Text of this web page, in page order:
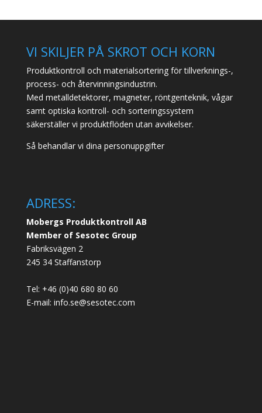
VI SKILJER PÅ SKROT OCH KORN
Produktkontroll och materialsortering för tillverknings-,
process- och återvinningsindustrin.
Med metalldetektorer, magneter, röntgenteknik, vågar
samt optiska kontroll- och sorteringssystem
säkerställer vi produktflöden utan avvikelser.
Så behandlar vi dina personuppgifter
ADRESS:
Mobergs Produktkontroll AB
Member of Sesotec Group
Fabriksvägen 2
245 34 Staffanstorp
Tel: +46 (0)40 680 80 60
E-mail: info.se@sesotec.com